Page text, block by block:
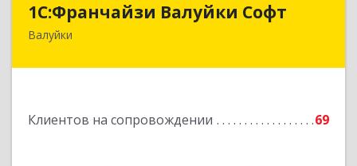
1С:Франчайзи Валуйки Софт
Валуйки
Клиентов на сопровождении 69
309996, Белгородская обл, Валуйки г, Горького,